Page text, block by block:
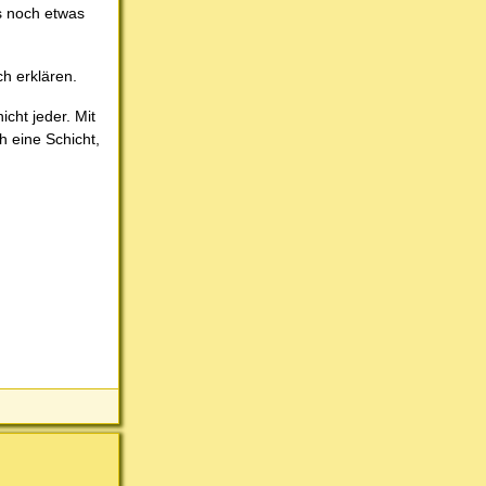
noch etwas
erklären.
jeder. Mit
eine Schicht,